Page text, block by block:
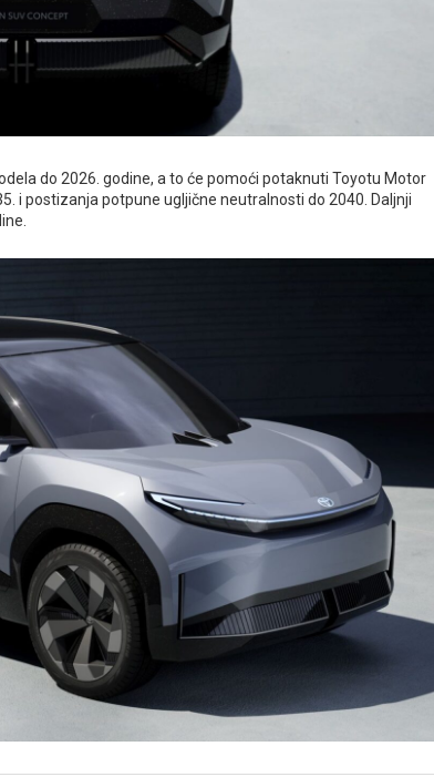
do 2026. godine, a to će pomoći potaknuti Toyotu Motor
i postizanja potpune ugljične neutralnosti do 2040. Daljnji